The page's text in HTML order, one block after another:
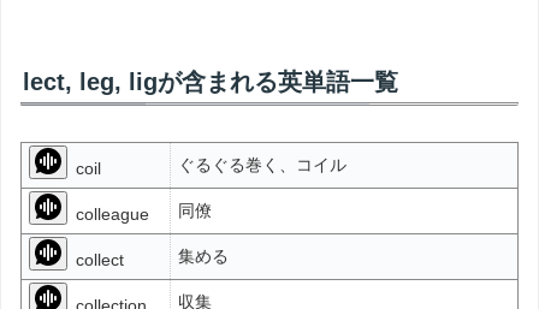
lect, leg, ligが含まれる英単語一覧
coil ぐるぐる巻く、コイル
colleague 同僚
collect 集める
収集